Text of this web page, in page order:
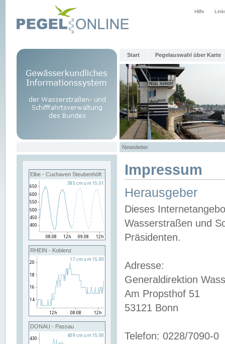
Hilfe
Start Pegelauswahl über Karte
Newsletter
Elbe - Cuxhaven Steubenhöft
RHEIN - Koblenz
DONAU - Passau
Impressum
Herausgeber
Dieses
Wasserstraßen und
Präsidenten.
Adresse:
Generaldirektion
Am Propsthof 51
53121 Bonn
Telefon: 0228/7090-0